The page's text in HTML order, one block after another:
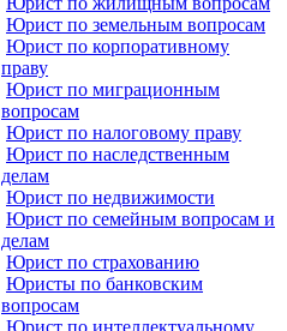
Юрист по земельным вопросам
Юрист по корпоративному
праву
Юрист по миграционным
вопросам
Юрист по налоговому праву
Юрист по наследственным
делам
Юрист по недвижимости
Юрист по семейным вопросам и
делам
Юрист по страхованию
Юристы по банковским
вопросам
Юрист по интеллектуальному